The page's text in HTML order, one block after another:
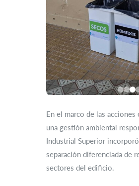
En el marco de las
una gestión ambiental
Industrial Superior
separación diferenciada de
sectores del edificio.